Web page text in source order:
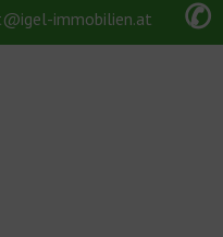
immobilien.at ✆